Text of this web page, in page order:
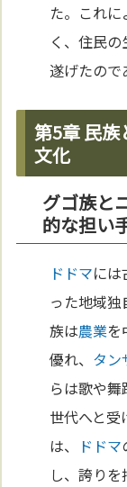
た。これに
く、住民
遂げたので
第5章 民族
文化
グゴ族と
的な担い
ドドマに
った地域独
族は農業を
優れ、 タン
らは歌や
世代へと
は、 ドドマ
し、誇りを